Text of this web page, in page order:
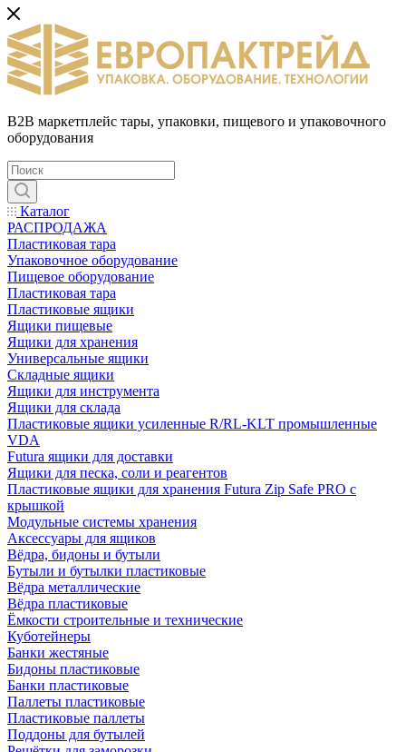
B2B маркетплейс тары, упаковки, пищевого и упаковочного
оборудования
Каталог
РАСПРОДАЖА
Пластиковая тара
Упаковочное оборудование
Пищевое оборудование
Пластиковая тара
Пластиковые ящики
Ящики пищевые
Ящики для хранения
Универсальные ящики
Складные ящики
Ящики для инструмента
Ящики для склада
Пластиковые ящики усиленные R/RL-KLT промышленные
VDA
Futura ящики для доставки
Ящики для песка, соли и реагентов
Пластиковые ящики для хранения Futura Zip Safe PRO с
крышкой
Модульные системы хранения
Аксессуары для ящиков
Вёдра, бидоны и бутыли
Бутыли и бутылки пластиковые
Вёдра металлические
Вёдра пластиковые
Ёмкости строительные и технические
Куботейнеры
Банки жестяные
Бидоны пластиковые
Банки пластиковые
Паллеты пластиковые
Пластиковые паллеты
Поддоны для бутылей